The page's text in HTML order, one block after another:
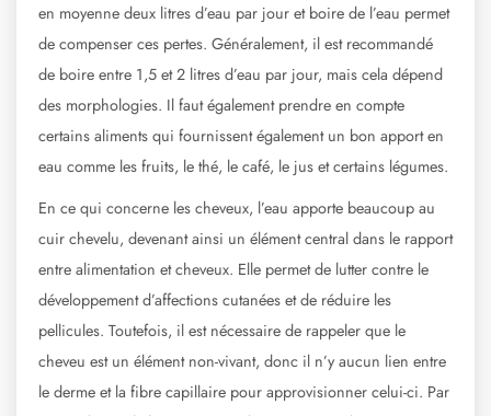
en moyenne deux litres d’eau par jour et boire de l’eau permet
de compenser ces pertes. Généralement, il est recommandé
de boire entre 1,5 et 2 litres d’eau par jour, mais cela dépend
des morphologies. Il faut également prendre en compte
certains aliments qui fournissent également un bon apport en
eau comme les fruits, le thé, le café, le jus et certains légumes.
En ce qui concerne les cheveux, l’eau apporte beaucoup au
cuir chevelu, devenant ainsi un élément central dans le rapport
entre alimentation et cheveux. Elle permet de lutter contre le
développement d’affections cutanées et de réduire les
pellicules. Toutefois, il est nécessaire de rappeler que le
cheveu est un élément non-vivant, donc il n’y aucun lien entre
le derme et la fibre capillaire pour approvisionner celui-ci. Par